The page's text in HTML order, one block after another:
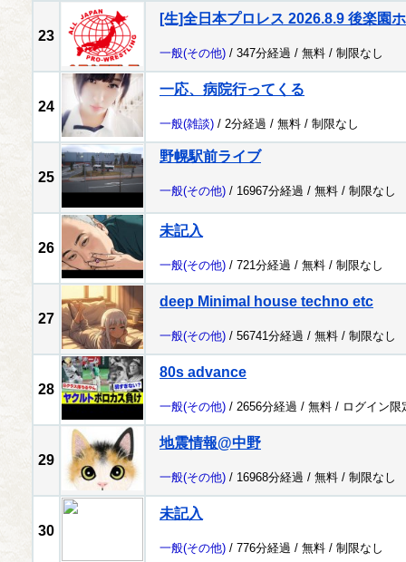
23
[生]全日本プロレス 2026.8.9 後楽園
一般(その他) / 347分経過 / 無料 / 制限なし
24
一応、病院行ってくる
一般(雑談) / 2分経過 / 無料 / 制限なし
25
野幌駅前ライブ
一般(その他) / 16967分経過 / 無料 / 制限なし
26
未記入
一般(その他) / 721分経過 / 無料 / 制限なし
27
deep Minimal house techno etc
一般(その他) / 56741分経過 / 無料 / 制限なし
28
80s advance
一般(その他) / 2656分経過 / 無料 / ログイン限
29
地震情報@中野
一般(その他) / 16968分経過 / 無料 / 制限なし
30
未記入
一般(その他) / 776分経過 / 無料 / 制限なし